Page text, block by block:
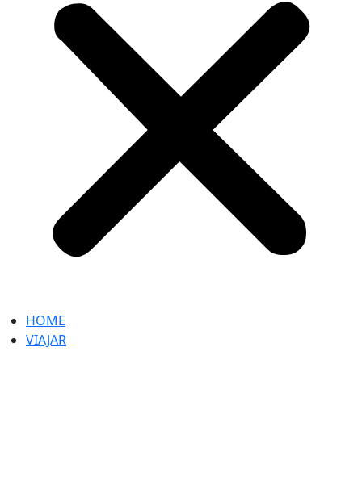
HOME
VIAJAR